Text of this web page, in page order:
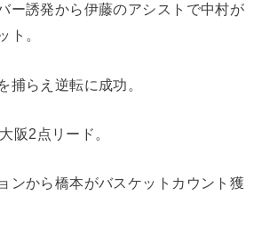
ー誘発から伊藤のアシストで中村が
ト。
捕らえ逆転に成功。
阪2点リード。
ンから橋本がバスケットカウント獲